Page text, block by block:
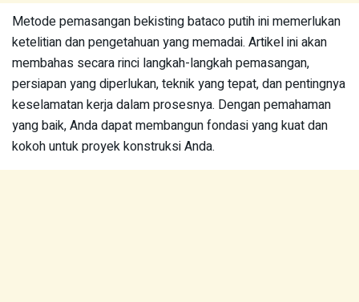
Metode pemasangan bekisting bataco putih ini memerlukan
ketelitian dan pengetahuan yang memadai. Artikel ini akan
membahas secara rinci langkah-langkah pemasangan,
persiapan yang diperlukan, teknik yang tepat, dan pentingnya
keselamatan kerja dalam prosesnya. Dengan pemahaman
yang baik, Anda dapat membangun fondasi yang kuat dan
kokoh untuk proyek konstruksi Anda.